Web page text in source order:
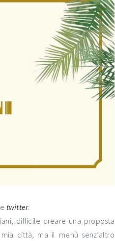
e twitter.
difficile creare una proposta
città, ma il menù senz’altro